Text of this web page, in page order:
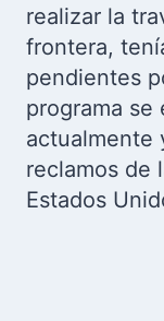
realizar la
frontera,
pendientes
programa se
actualmente
reclamos de
Estados